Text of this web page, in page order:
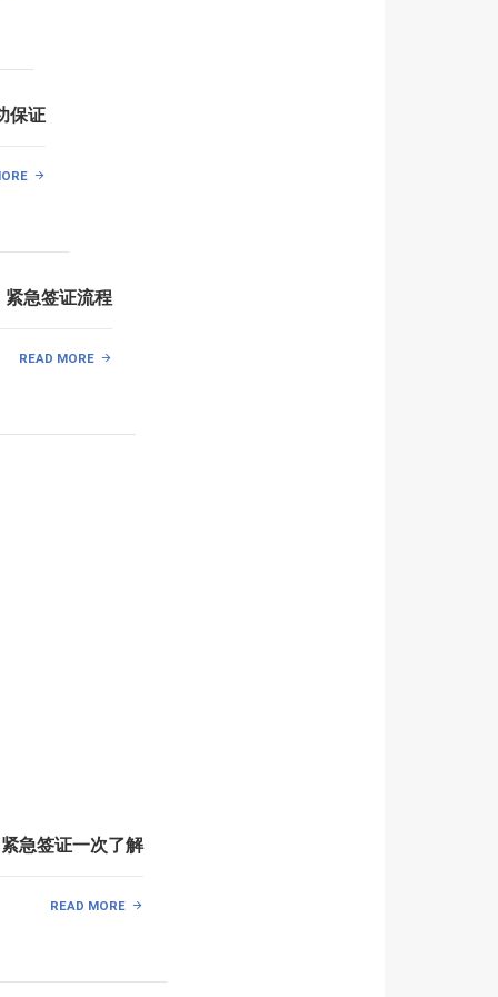
保证
急签证流程
READ MORE
急签证一次了解
READ MORE